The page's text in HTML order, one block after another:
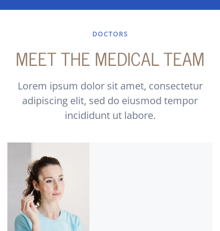
DOCTORS
MEET THE MEDICAL TEAM
Lorem ipsum dolor sit amet, consectetur
adipiscing elit, sed do eiusmod tempor
incididunt ut labore.